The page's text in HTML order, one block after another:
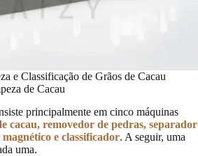
e Classificação de Grãos de Cacau
de Cacau
principalmente em cinco máquinas
cacau, removedor de pedras, separador
e classificador. A seguir, uma
uma.